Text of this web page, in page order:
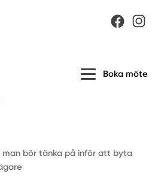
Boka möte
man bör tänka på inför att byta